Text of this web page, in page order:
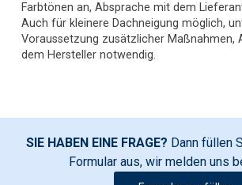
Farbtönen an, Absprache mit dem
Auch für kleinere Dachneigung möglich,
Voraussetzung zusätzlicher Maßnahmen,
dem Hersteller notwendig.
SIE HABEN EINE FRAGE? Dann füllen
Formular aus, wir melden uns